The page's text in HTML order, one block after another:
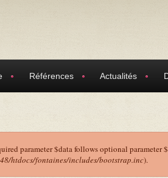
Références Actualités
parameter $data follows optional parameter
htdocs/fontaines/includes/bootstrap.inc).